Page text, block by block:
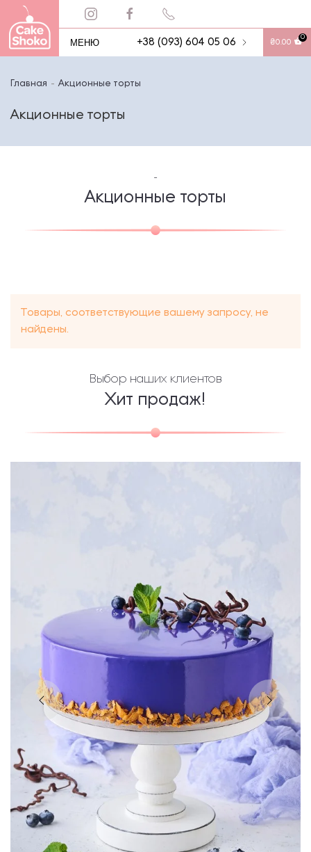
МЕНЮ +38 (093) 604 05 06 ₴0.00
0
Главная Акционные торты
Акционные торты
-
Акционные торты
Товары, соответствующие вашему запросу, не
найдены.
Выбор наших клиентов
Хит продаж!